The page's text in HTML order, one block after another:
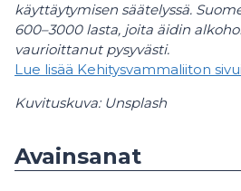
käyttäytymisen säätelyssä.
600–3000 lasta, joita äidin
vaurioittanut pysyvästi.
Lue lisää Kehitysvammaliiton
Kuvituskuva: Unsplash
Avainsanat